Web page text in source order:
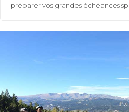
préparer vos grandes échéances